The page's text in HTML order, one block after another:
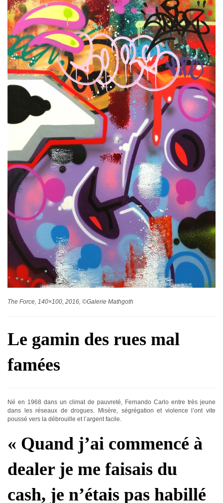
The Force, 140×100, 2016, ©Galerie Mathgoth
Le gamin des rues mal
famées
Né en 1968 dans un climat de pauvreté, Fernando Carlo entre très jeune
dans les réseaux de drogues. Misère, ségrégation et violence l’ont vite
poussé vers la débrouille et l’argent facile.
« Quand j’ai commencé à
dealer je me faisais du
cash, je n’étais pas habillé